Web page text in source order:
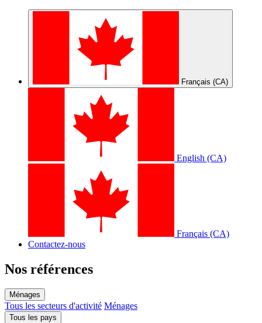
Français (CA)
English (CA)
Français (CA)
Contactez-nous
Nos références
Ménages
Tous les secteurs d'activité Ménages
Tous les pays